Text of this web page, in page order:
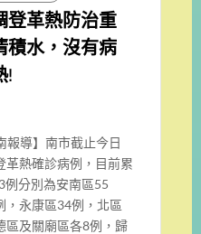
革熱防治重
水，沒有病
!
報導】南市截止今日
革熱確診病例，目前累
例分別為安南區55
，永康區34例，北區
區及關廟區各8例，歸